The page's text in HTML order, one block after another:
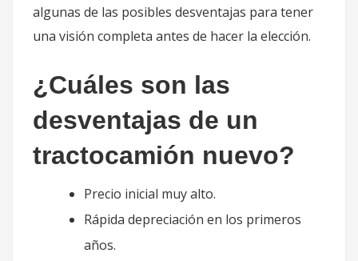
algunas de las posibles desventajas para tener
una visión completa antes de hacer la elección.
¿Cuáles son las
desventajas de un
tractocamión nuevo?
Precio inicial muy alto.
Rápida depreciación en los primeros
años.